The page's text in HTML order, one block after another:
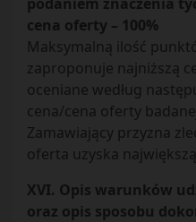
cena oferty – 100%
Maksymalną ilość
zaproponuje najniższą
oceniane według
cena/cena oferty
Zamawiający przyzna
oferta uzyska
XVI. Opis warunków
oraz opis sposobu